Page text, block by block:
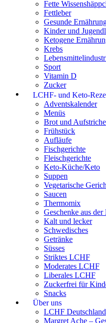
Fette
Fettleber
Gesunde
Kinder und
Ketogene
Krebs
Sport
Vitamin D
Zucker
LCHF- und Keto-
Adventskalender
Menüs
Brot und Aufstriche
Frühstück
Aufläufe
Fischgerichte
Fleischgerichte
Keto-Küche/Keto
Suppen
Vegetarische
Saucen
Thermomix
Geschenke aus der
Kalt und lecker
Schwedisches
Getränke
Süsses
Striktes LCHF
Moderates LCHF
Liberales LCHF
Zuckerfrei für
Snacks
Über uns
LCHF Deutschland
Margret Ache –